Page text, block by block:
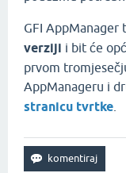
GFI AppManager
verziji i bit će
prvom
AppManageru i
stranicu tvrtke